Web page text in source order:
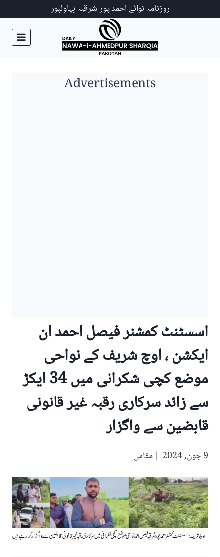
روزنامہ نوائے احمد پور شرقیہ بہاولپور
Advertisements
اسسٹنٹ کمشنر فیصل احمد ان
ایکشن ، اوچ شریف کے نواحی
موضع کچی شکرانی میں 34 ایکڑ
سے زائد سرکاری رقبہ غیر قانونی
قابضین سے واگزار
9 جون, 2024 مقامی